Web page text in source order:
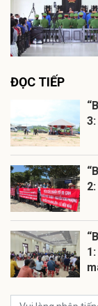
ĐỌC TIẾP